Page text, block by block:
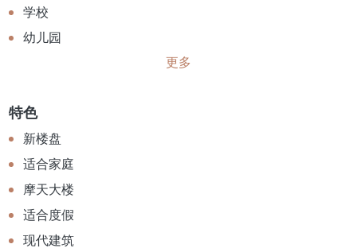
学校
幼儿园
更多
特色
新楼盘
适合家庭
摩天大楼
适合度假
现代建筑